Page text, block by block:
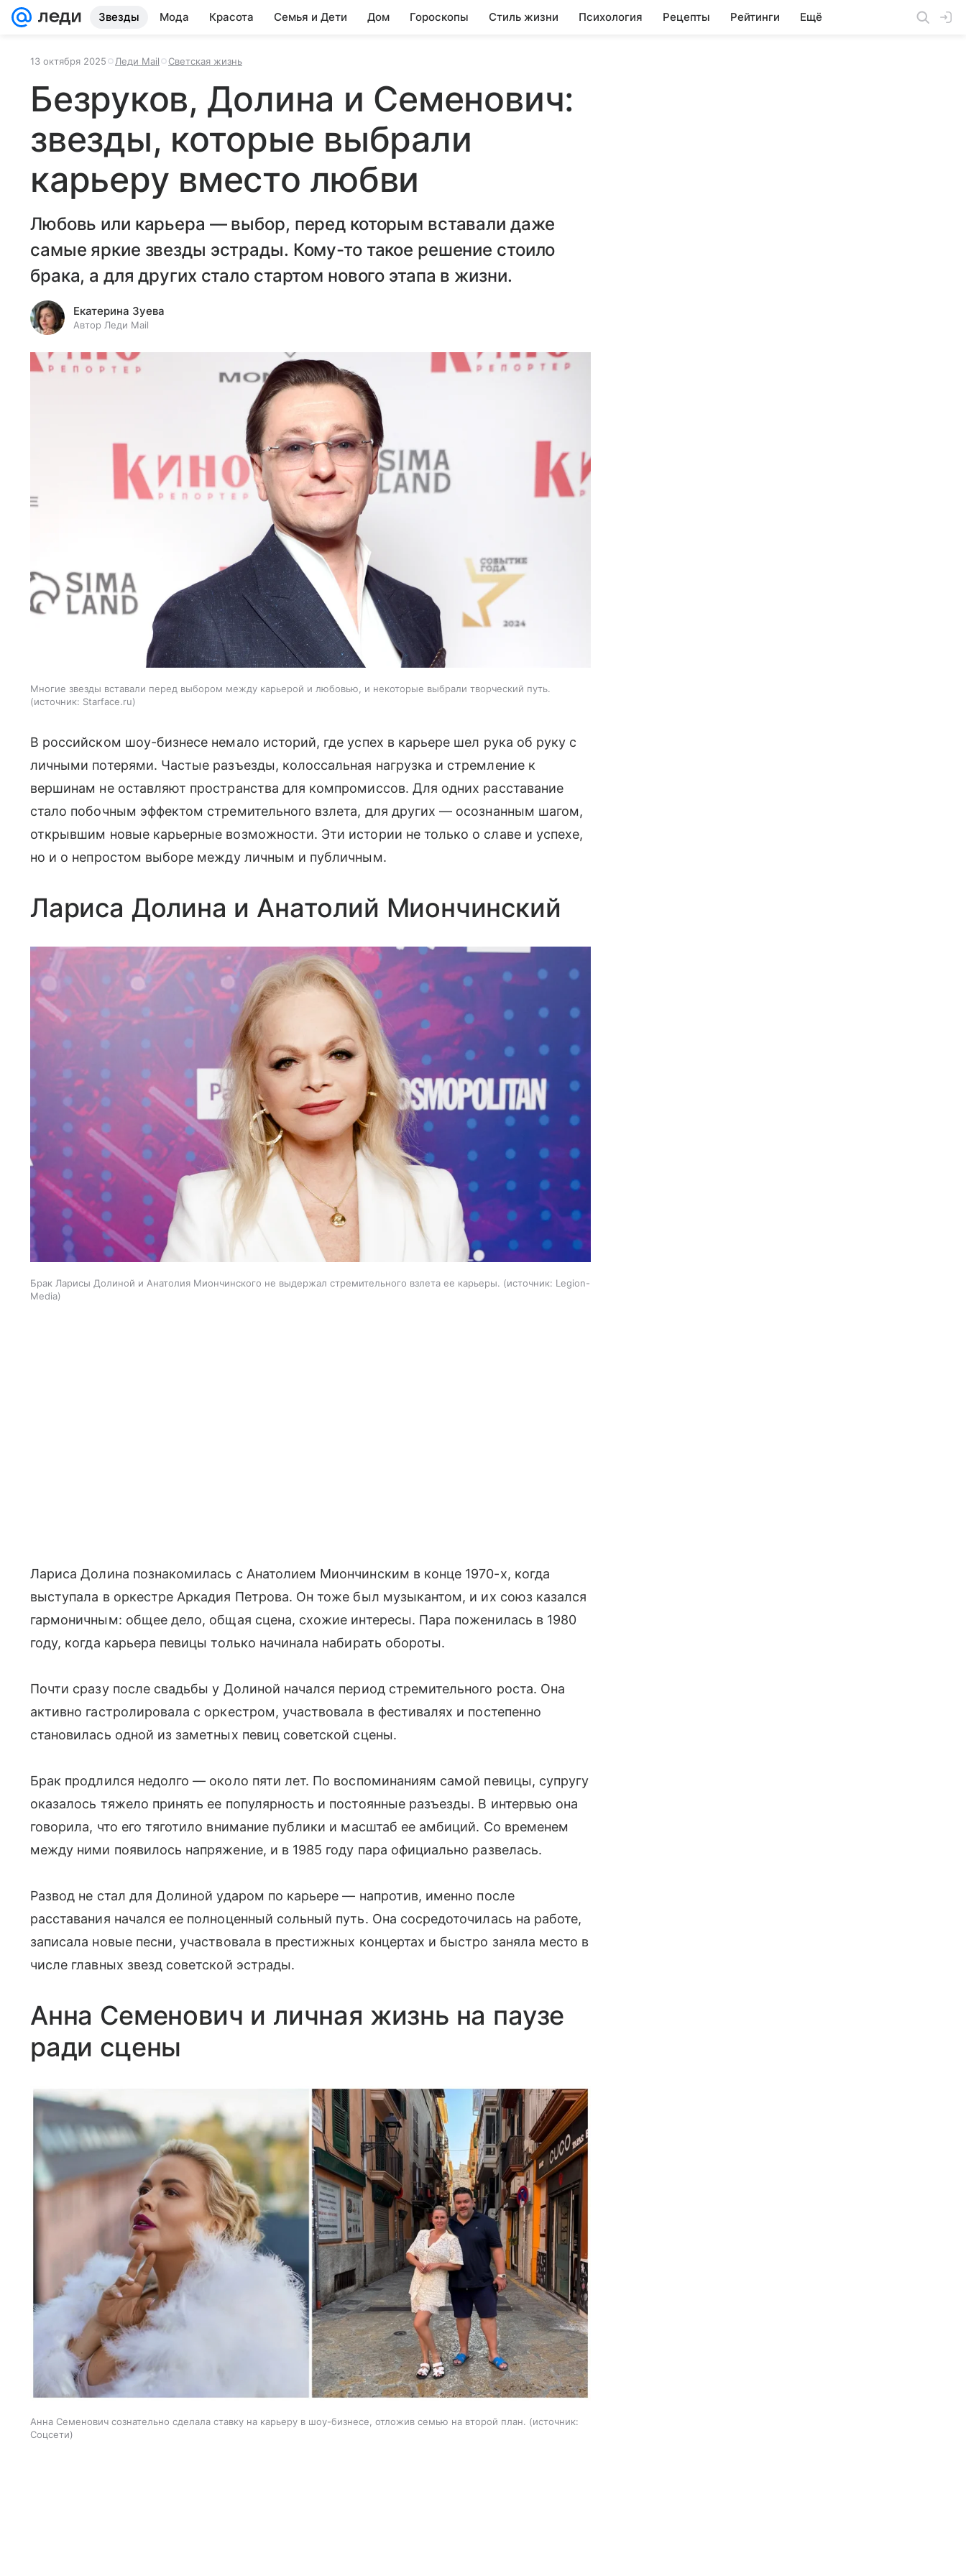
Звезды Мода Красота Семья и Дети Дом Гороскопы Стиль жизни Психология Рецепты Рейтинги Ещё
13 октября 2025 Леди Mail Светская жизнь
Безруков, Долина и Семенович:
звезды, которые выбрали
карьеру вместо любви
Любовь или карьера — выбор, перед которым вставали даже
самые яркие звезды эстрады. Кому-то такое решение стоило
брака, а для других стало стартом нового этапа в жизни.
Екатерина Зуева
Автор Леди Mail
Многие звезды вставали перед выбором между карьерой и любовью, и некоторые выбрали творческий путь.
источник: Starface.ru
В российском шоу-бизнесе немало историй, где успех в карьере шел рука об руку с
личными потерями. Частые разъезды, колоссальная нагрузка и стремление к
вершинам не оставляют пространства для компромиссов. Для одних расставание
стало побочным эффектом стремительного взлета, для других — осознанным шагом,
открывшим новые карьерные возможности. Эти истории не только о славе и успехе,
но и о непростом выборе между личным и публичным.
Лариса Долина и Анатолий Миончинский
Брак Ларисы Долиной и Анатолия Миончинского не выдержал стремительного взлета ее карьеры. источник: Legion-
Media
Лариса Долина познакомилась с Анатолием Миончинским в конце 1970-х, когда
выступала в оркестре Аркадия Петрова. Он тоже был музыкантом, и их союз казался
гармоничным: общее дело, общая сцена, схожие интересы. Пара поженилась в 1980
году, когда карьера певицы только начинала набирать обороты.
Почти сразу после свадьбы у Долиной начался период стремительного роста. Она
активно гастролировала с оркестром, участвовала в фестивалях и постепенно
становилась одной из заметных певиц советской сцены.
Брак продлился недолго — около пяти лет. По воспоминаниям самой певицы, супругу
оказалось тяжело принять ее популярность и постоянные разъезды. В интервью она
говорила, что его тяготило внимание публики и масштаб ее амбиций. Со временем
между ними появилось напряжение, и в 1985 году пара официально развелась.
Развод не стал для Долиной ударом по карьере — напротив, именно после
расставания начался ее полноценный сольный путь. Она сосредоточилась на работе,
записала новые песни, участвовала в престижных концертах и быстро заняла место в
числе главных звезд советской эстрады.
Анна Семенович и личная жизнь на паузе
ради сцены
Анна Семенович сознательно сделала ставку на карьеру в шоу-бизнесе, отложив семью на второй план.
источник:
Соцсети